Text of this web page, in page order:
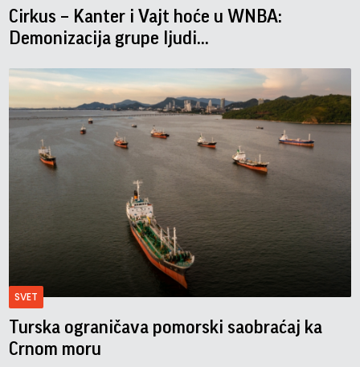
Cirkus – Kanter i Vajt hoće u WNBA:
Demonizacija grupe ljudi...
SVET
Turska ograničava pomorski saobraćaj ka
Crnom moru